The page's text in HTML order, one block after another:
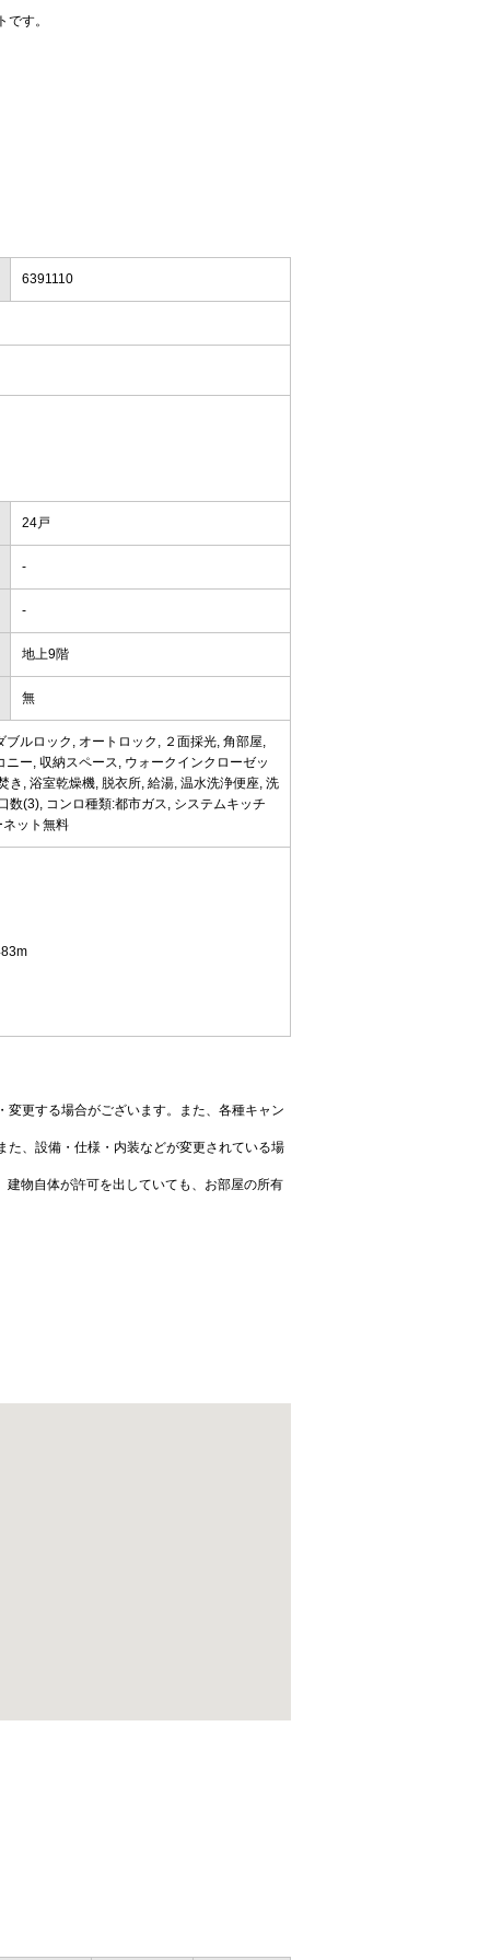
す。
6391110
24戸
-
-
地上9階
無
ルロック, オートロック, ２面採光, 角部屋,
ー, 収納スペース, ウォークインクローゼッ
き, 浴室乾燥機, 脱衣所, 給湯, 温水洗浄便座, 洗
数(3), コンロ種類:都市ガス, システムキッチ
ネット無料
更する場合がございます。また、各種キャン
、設備・仕様・内装などが変更されている場
物自体が許可を出していても、お部屋の所有